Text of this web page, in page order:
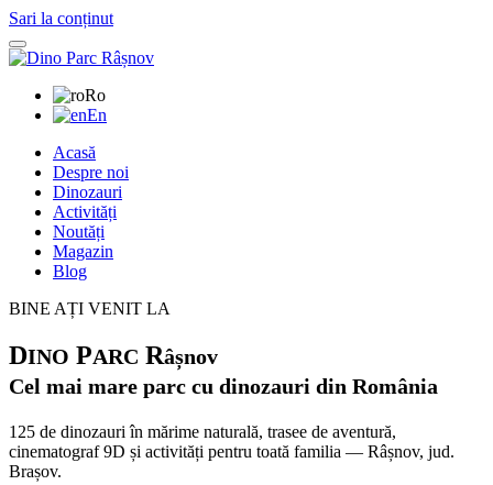
Sari la conținut
Ro
En
Acasă
Despre noi
Dinozauri
Activități
Noutăți
Magazin
Blog
BINE AȚI VENIT LA
DINO PARC Râșnov
Cel mai mare parc cu dinozauri din România
125 de dinozauri în mărime naturală, trasee de aventură,
cinematograf 9D și activități pentru toată familia — Râșnov, jud.
Brașov.